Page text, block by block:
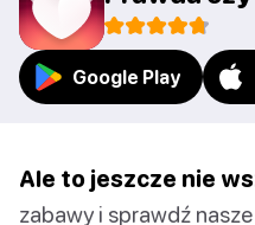
Google Play
Ale to jeszcze nie
zabawy i sprawdź